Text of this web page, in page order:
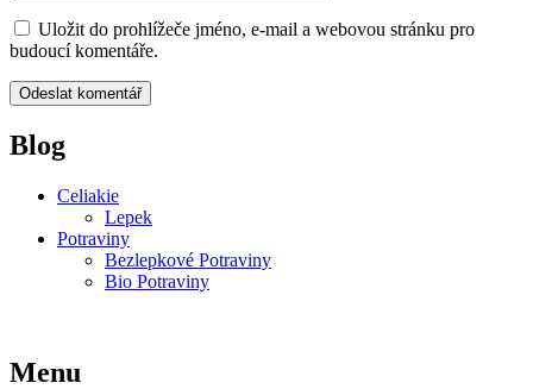
Uložit do prohlížeče jméno, e-mail a webovou stránku pro
budoucí komentáře.
Blog
Celiakie
Lepek
Potraviny
Bezlepkové Potraviny
Bio Potraviny
Menu